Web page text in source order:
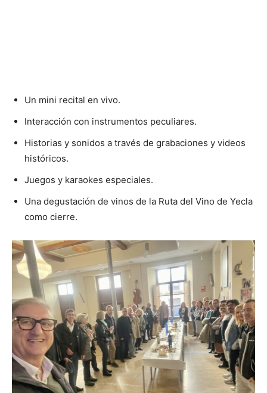
Un mini recital en vivo.
Interacción con instrumentos peculiares.
Historias y sonidos a través de grabaciones y videos
históricos.
Juegos y karaokes especiales.
Una degustación de vinos de la Ruta del Vino de Yecla
como cierre.